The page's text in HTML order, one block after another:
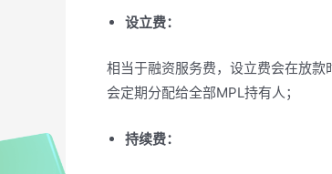
设立费：
相当于融资服务费，设立费会在放
会定期分配给全部MPL持有人；
持续费：